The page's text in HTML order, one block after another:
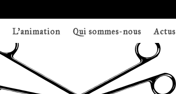
L’animation Qui sommes-nous Actus